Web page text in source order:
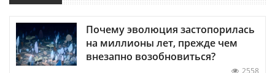
Почему эволюция застопорилась
на миллионы лет, прежде чем
внезапно возобновиться?
2558